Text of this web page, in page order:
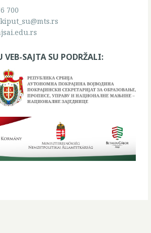
700
VEB-SAJTA SU PODRŽALI: